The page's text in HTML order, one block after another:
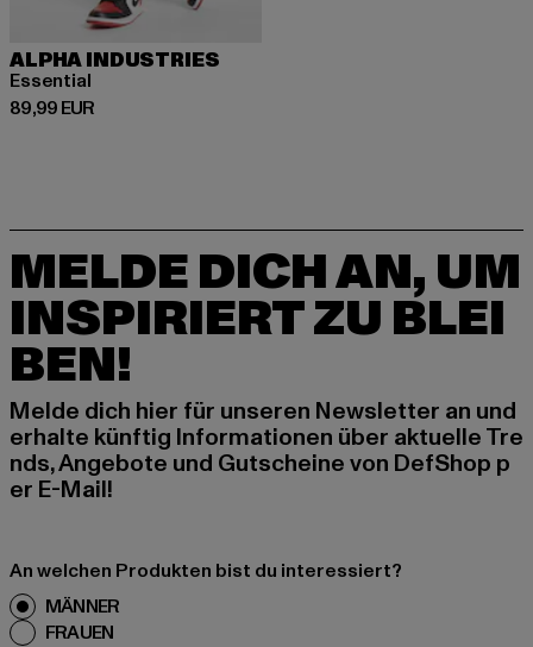
ALPHA INDUSTRIES
Essential
89,99 EUR
Derzeitiger Preis: 89,99 EUR
MELDE DICH AN, UM
INSPIRIERT ZU BLEI
BEN!
Melde dich hier für unseren Newsletter an und
erhalte künftig Informationen über aktuelle Tre
nds, Angebote und Gutscheine von DefShop p
er E-Mail!
An welchen Produkten bist du interessiert?
MÄNNER
FRAUEN